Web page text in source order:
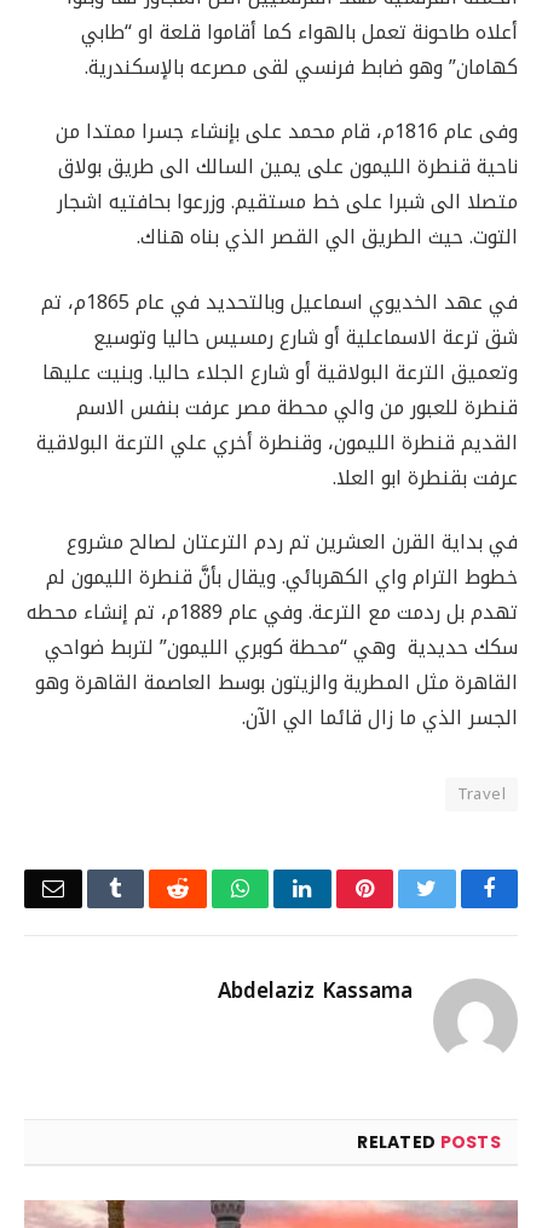
أعلاه طاحونة تعمل بالهواء كما أقاموا قلعة او “طابي
كهامان” وهو ضابط فرنسي لقى مصرعه بالإسكندرية.
وفى عام 1816م، قام محمد على بإنشاء جسرا ممتدا من
ناحية قنطرة الليمون على يمين السالك الى طريق بولاق
متصلا الى شبرا على خط مستقيم. وزرعوا بحافتيه اشجار
التوت. حيث الطريق الي القصر الذي بناه هناك.
في عهد الخديوي اسماعيل وبالتحديد في عام 1865م، تم
شق ترعة الاسماعلية أو شارع رمسيس حاليا وتوسيع
وتعميق الترعة البولاقية أو شارع الجلاء حاليا. وبنيت عليها
قنطرة للعبور من والي محطة مصر عرفت بنفس الاسم
القديم قنطرة الليمون، وقنطرة أخري علي الترعة البولاقية
عرفت بقنطرة ابو العلا.
في بداية القرن العشرين تم ردم الترعتان لصالح مشروع
خطوط الترام واي الكهربائي. ويقال بأنَّ قنطرة الليمون لم
تهدم بل ردمت مع الترعة. وفي عام 1889م، تم إنشاء محطه
سكك حديدية وهي “محطة كوبري الليمون” لتربط ضواحي
القاهرة مثل المطرية والزيتون بوسط العاصمة القاهرة وهو
الجسر الذي ما زال قائما الي الآن.
Travel
Facebook
Twitter
Pinterest
LinkedIn
WhatsApp
Reddit
Tumblr
Abdelaziz Kassama
RELATED POSTS